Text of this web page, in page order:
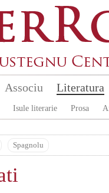
Associu Literatura
Isule literarie Prosa
Spagnolu